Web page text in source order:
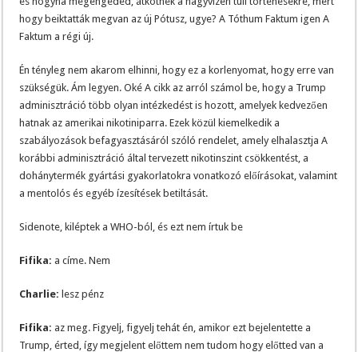
hogy beiktatták megvan az új Pótusz, ugye? A Tóthum Faktum igen A
Faktum a régi új.
Én tényleg nem akarom elhinni, hogy ez a korlenyomat, hogy erre van
szükségük. Ám legyen. Oké A cikk az arról számol be, hogy a Trump
adminisztráció több olyan intézkedést is hozott, amelyek kedvezően
hatnak az amerikai nikotiniparra. Ezek közül kiemelkedik a
szabályozások befagyasztásáról szóló rendelet, amely elhalasztja A
korábbi adminisztráció által tervezett nikotinszint csökkentést, a
dohánytermék gyártási gyakorlatokra vonatkozó előírásokat, valamint
a mentolós és egyéb ízesítések betiltását.
Sidenote, kiléptek a WHO-ból, és ezt nem írtuk be
Fifika: a címe. Nem
Charlie: lesz pénz
Fifika: az meg. Figyelj, figyelj tehát én, amikor ezt bejelentette a
Trump, érted, így megjelent előttem nem tudom hogy előtted van a